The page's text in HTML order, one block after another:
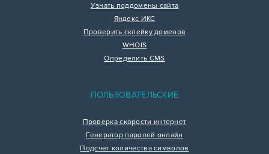
Узнать поддомены сайта
Яндекс ИКС
Проверить склейку доменов
WHOIS
Определить CMS
ПОЛЬЗОВАТЕЛЬСКИЕ
Проверка скорости интернет
Генератор паролей онлайн
Подсчет количества символов